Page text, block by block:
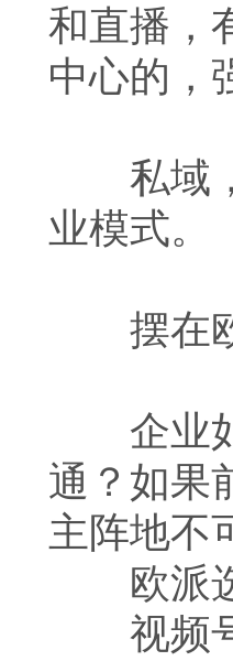
和直播，
中心的，
私域，
业模式。
摆在欧
企业如
通？如果
主阵地不
欧派选
视频号